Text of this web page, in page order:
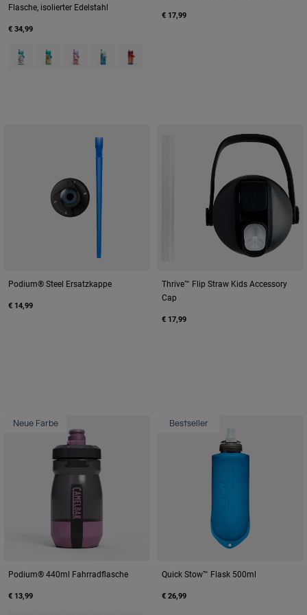
Flasche, isolierter Edelstahl
€ 34,99
Product swatch type of Biking Dogs.
Product swatch type of Dino Jam.
Product swatch type of Magic Unicorns.
Product swatch type of Ocean Life.
Product swatch type of Purple Haze.
€ 17,99
Podium® Steel Ersatzkappe
€ 14,99
Thrive™ Flip Straw Kids Accessory
Cap
€ 17,99
Neue Farbe
Podium® 440ml Fahrradflasche
€ 13,99
Bestseller
Quick Stow™ Flask 500ml
€ 26,99